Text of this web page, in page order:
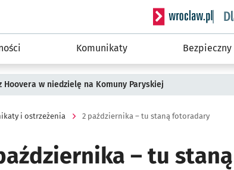
Serwis
Komunikaty Bezpieczny
Hoovera w niedzielę na Komuny Paryskiej
i ostrzeżenia 2 października – tu staną fotoradary
– tu